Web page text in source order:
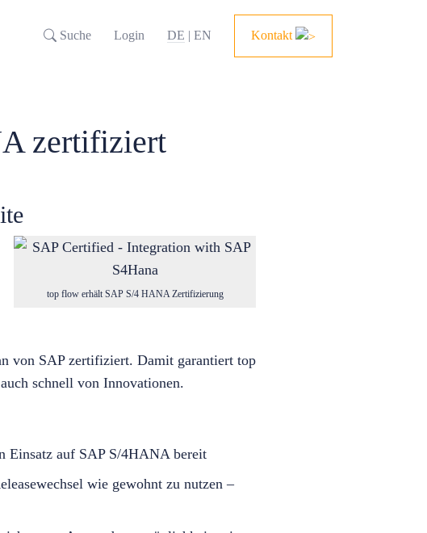
Suche Login DE | EN Kontakt
zertifiziert
top flow erhält SAP S/4 HANA Zertifizierung
von SAP zertifiziert. Damit garantiert top
schnell von Innovationen.
Einsatz auf SAP S/4HANA bereit
wie gewohnt zu nutzen –